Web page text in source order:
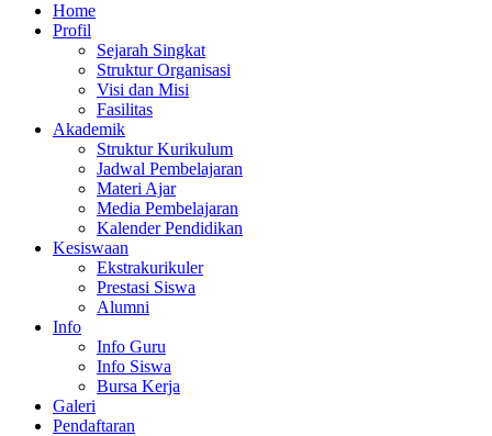
Home
Profil
Sejarah Singkat
Struktur Organisasi
Visi dan Misi
Fasilitas
Akademik
Struktur Kurikulum
Jadwal Pembelajaran
Materi Ajar
Media Pembelajaran
Kalender Pendidikan
Kesiswaan
Ekstrakurikuler
Prestasi Siswa
Alumni
Info
Info Guru
Info Siswa
Bursa Kerja
Galeri
Pendaftaran